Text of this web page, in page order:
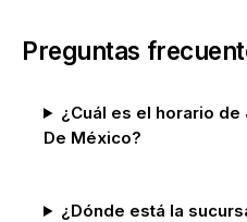
Preguntas
¿Cuál es el horario
De México?
¿Dónde está la